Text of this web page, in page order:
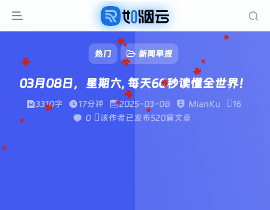
热门 新闻早报
03月08日，星期六, 每天60秒读懂全世界！
3310字 17分钟 2025-03-08 MianKu
16
0
该作者已发布520篇文章